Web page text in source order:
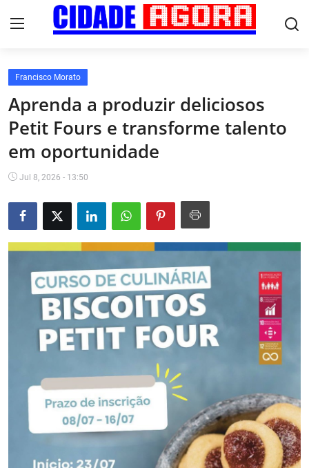
Início
Fale Conosco
Brasil
Esportes
Cultura
Saúde
Francisco Morato
Aprenda a produzir deliciosos
Petit Fours e transforme talento
em oportunidade
Jul 8, 2026 - 13:50